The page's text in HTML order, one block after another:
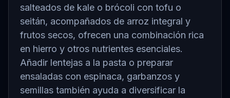
salteados de kale o brócoli con tofu o
seitán, acompañados de arroz integral y
frutos secos, ofrecen una combinación rica
en hierro y otros nutrientes esenciales.
Añadir lentejas a la pasta o preparar
ensaladas con espinaca, garbanzos y
semillas también ayuda a diversificar la